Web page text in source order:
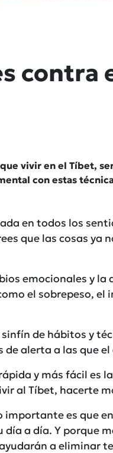
contra
vivir en el Tíbet,
con estas
en todos los
que las cosas ya
emocionales y la
el sobrepeso, el
sinfín de hábitos y
alerta a las que el
y más fácil es
al Tíbet, hacerte
importante es que
día a día. Y porque
a eliminar